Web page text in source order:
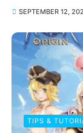
SEPTEMBER 12,
TIPS &